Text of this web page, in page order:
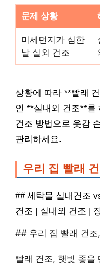
문제 상황
미세먼지가 심한
날 실외 건조
상황에 따라 **빨래
인 **실내외 건조**를
건조 방법으로 옷감
관리하세요.
우리 집 빨래
## 세탁물 실내건조
건조 | 실내외 건조 |
## 우리 집 빨래 건조
빨래 건조, 햇빛 좋을